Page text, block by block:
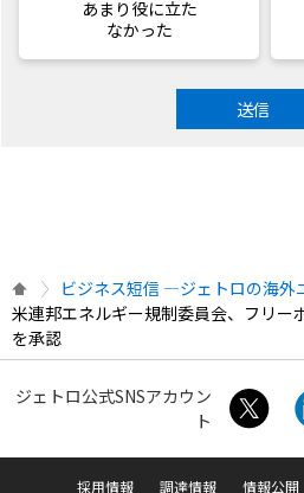
あまり役に立た
なかった
送信
ビジネス短信 ―ジェトロの海外
米連邦エネルギー規制委員会、フリー
を承認
ジェトロ公式SNSアカウン
ト
採用情報 調達情報 情報公開